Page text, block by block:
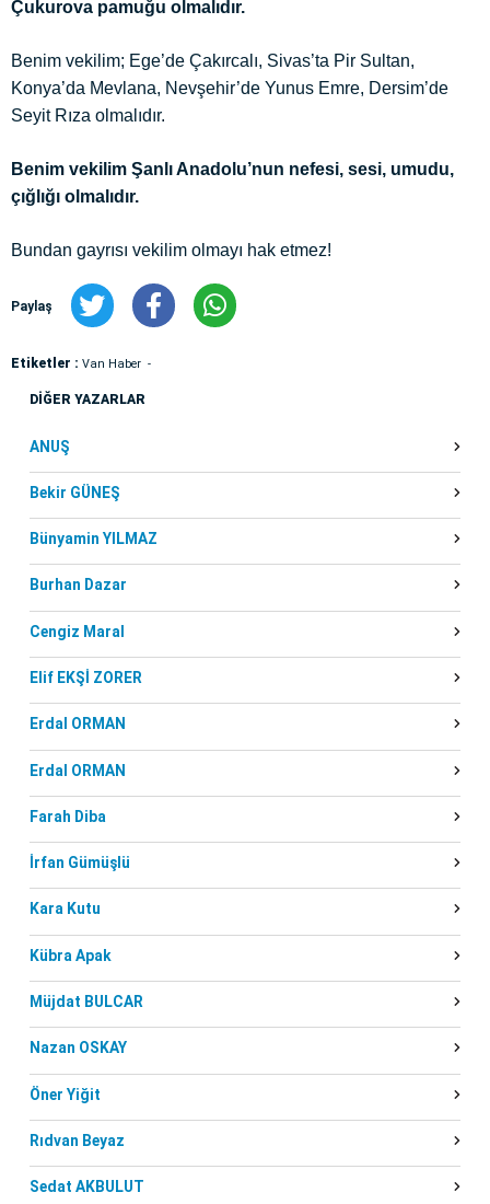
Çukurova pamuğu olmalıdır.
Benim vekilim; Ege’de Çakırcalı, Sivas’ta Pir Sultan,
Konya’da Mevlana, Nevşehir’de Yunus Emre, Dersim’de
Seyit Rıza olmalıdır.
Benim vekilim Şanlı Anadolu’nun nefesi, sesi, umudu,
çığlığı olmalıdır.
Bundan gayrısı vekilim olmayı hak etmez!
Paylaş
Etiketler : Van Haber
DİĞER YAZARLAR
ANUŞ
Bekir GÜNEŞ
Bünyamin YILMAZ
Burhan Dazar
Cengiz Maral
Elif EKŞİ ZORER
Erdal ORMAN
Erdal ORMAN
Farah Diba
İrfan Gümüşlü
Kara Kutu
Kübra Apak
Müjdat BULCAR
Nazan OSKAY
Öner Yiğit
Rıdvan Beyaz
Sedat AKBULUT